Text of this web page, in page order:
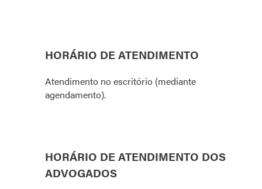
HORÁRIO DE ATENDIMENTO
Atendimento no escritório (mediante
agendamento).
HORÁRIO DE ATENDIMENTO DOS
ADVOGADOS